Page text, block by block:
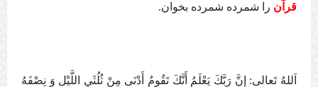
قرآن را شمرده شمرده بخوان.
اَللهُ تَعالی:‏ إِنَّ رَبَّكَ يَعْلَمُ أَنَّكَ تَقُومُ أَدْنَی مِنْ ثُلُثَيِ اللَّيْلِ وَ نِصْفَهُ